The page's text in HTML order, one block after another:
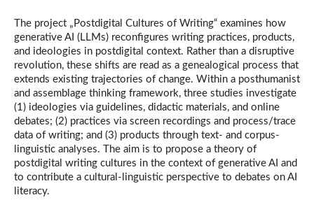
The project „Postdigital Cultures of Writing“ examines how
generative AI (LLMs) reconfigures writing practices, products,
and ideologies in postdigital context. Rather than a disruptive
revolution, these shifts are read as a genealogical process that
extends existing trajectories of change. Within a posthumanist
and assemblage thinking framework, three studies investigate
(1) ideologies via guidelines, didactic materials, and online
debates; (2) practices via screen recordings and process/trace
data of writing; and (3) products through text- and corpus-
linguistic analyses. The aim is to propose a theory of
postdigital writing cultures in the context of generative AI and
to contribute a cultural-linguistic perspective to debates on AI
literacy.